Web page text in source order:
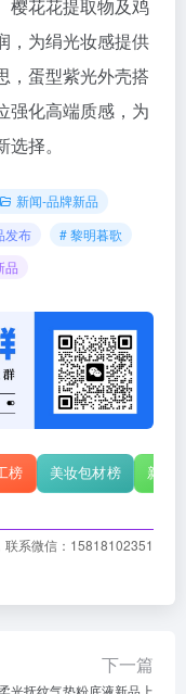
樱花花提取物及鸡
，为绢光妆感提供
，蛋型紫光外壳搭
强化高端质感，为
择。
新闻-品牌新品
发布
# 黎明暮歌
品
榜 美妆包材榜 新原
联系微信：15818102351
下一篇